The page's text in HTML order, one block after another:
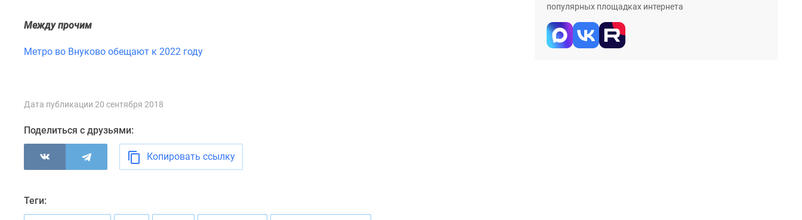
калькулятор
ипотека
эксперта
Между прочим
Метро во Внуково обещают к 2022 году
Дата публикации 20 сентября 2018
Поделиться с друзьями:
Копировать ссылку
Теги:
популярных площадках интернета